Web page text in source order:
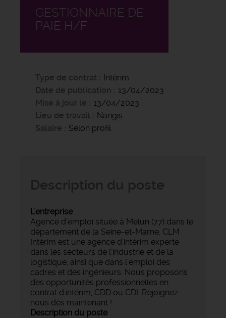
GESTIONNAIRE DE
PAIE H/F
Type de contrat
Intérim
Date de publication
13/04/2023
Mise à jour le
13/04/2023
Lieu de travail
Nangis
Salaire
Selon profil
L'entreprise
Agence d’emploi située à Melun (77) dans le
département de la Seine-et-Marne, CLM
Intérim est une agence d’intérim experte
dans les secteurs de l'industrie et de la
logistique, ainsi que dans l'emploi des
cadres et des ingénieurs. Nous proposons
des opportunités professionnelles en
contrat d'intérim, CDD ou CDI. Rejoignez-
nous dès maintenant !
Description du poste